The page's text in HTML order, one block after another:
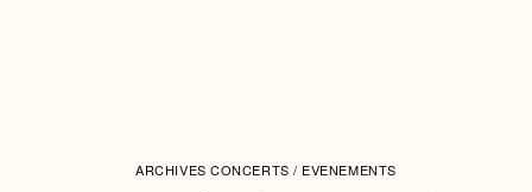
ARCHIVES CONCERTS / EVENEMENTS